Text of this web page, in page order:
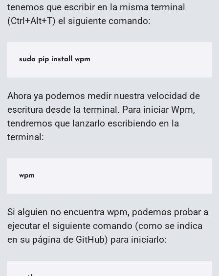
tenemos que escribir en la misma terminal
(Ctrl+Alt+T) el siguiente comando:
sudo pip install wpm
Ahora ya podemos medir nuestra velocidad de
escritura desde la terminal. Para iniciar Wpm,
tendremos que lanzarlo escribiendo en la
terminal:
wpm
Si alguien no encuentra wpm, podemos probar a
ejecutar el siguiente comando (como se indica
en su página de GitHub) para iniciarlo: